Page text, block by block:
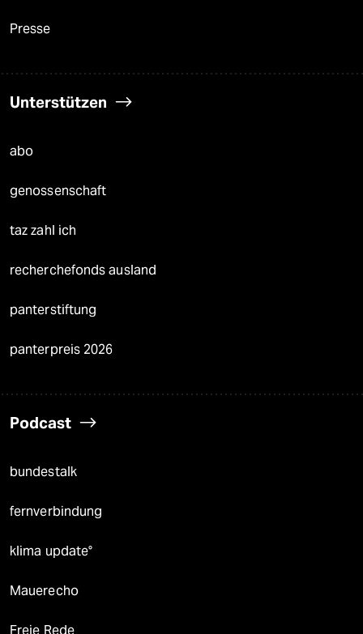
Presse
Unterstützen
abo
genossenschaft
taz zahl ich
recherchefonds ausland
panterstiftung
panterpreis 2026
Podcast
bundestalk
fernverbindung
klima update°
Mauerecho
Freie Rede